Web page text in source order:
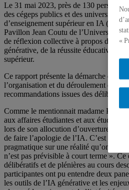
Le 31 mai 2023, près de 130
des cégeps publics et des universités
d’enseignement supérieur en IA (PIA)
Pavillon Jean Coutu de l’Université
de réflexion collective à propos des
générative, de la réussite éducative et
supérieur.
Ce rapport présente la démarche
l’organisation et du déroulement de la
recommandations issues des
Comme le mentionnait madame
aux affaires étudiantes et aux études de
lors de son allocution d’ouverture, «
de faire l’apologie de l’IA. C’est plutôt
pragmatique sur une réalité qu’on ne
n’est pas prévisible à court terme ».
délibératifs et de plénières au cours
participantes ont pu entendre deux
les outils de l’IA générative et les
«